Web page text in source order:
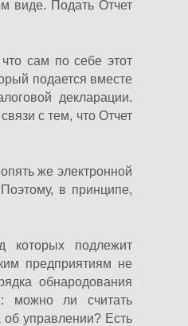
виде. Подать Отчет
сам по себе этот
подается вместе
декларации.
с тем, что Отчет
же электронной
в принципе,
которых подлежит
предприятиям не
обнародования
можно ли считать
управлении? Есть